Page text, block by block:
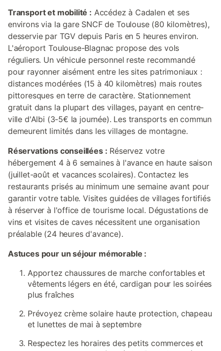
Transport et mobilité : Accédez à Cadalen et ses
environs via la gare SNCF de Toulouse (80 kilomètres),
desservie par TGV depuis Paris en 5 heures environ.
L'aéroport Toulouse-Blagnac propose des vols
réguliers. Un véhicule personnel reste recommandé
pour rayonner aisément entre les sites patrimoniaux :
distances modérées (15 à 40 kilomètres) mais routes
pittoresques en terre de caractère. Stationnement
gratuit dans la plupart des villages, payant en centre-
ville d'Albi (3-5€ la journée). Les transports en commun
demeurent limités dans les villages de montagne.
Réservations conseillées : Réservez votre
hébergement 4 à 6 semaines à l'avance en haute saison
(juillet-août et vacances scolaires). Contactez les
restaurants prisés au minimum une semaine avant pour
garantir votre table. Visites guidées de villages fortifiés
à réserver à l'office de tourisme local. Dégustations de
vins et visites de caves nécessitent une organisation
préalable (24 heures d'avance).
Astuces pour un séjour mémorable :
Apportez chaussures de marche confortables et
vêtements légers en été, cardigan pour les soirées
plus fraîches
Prévoyez crème solaire haute protection, chapeau
et lunettes de mai à septembre
Respectez les horaires des petits commerces et